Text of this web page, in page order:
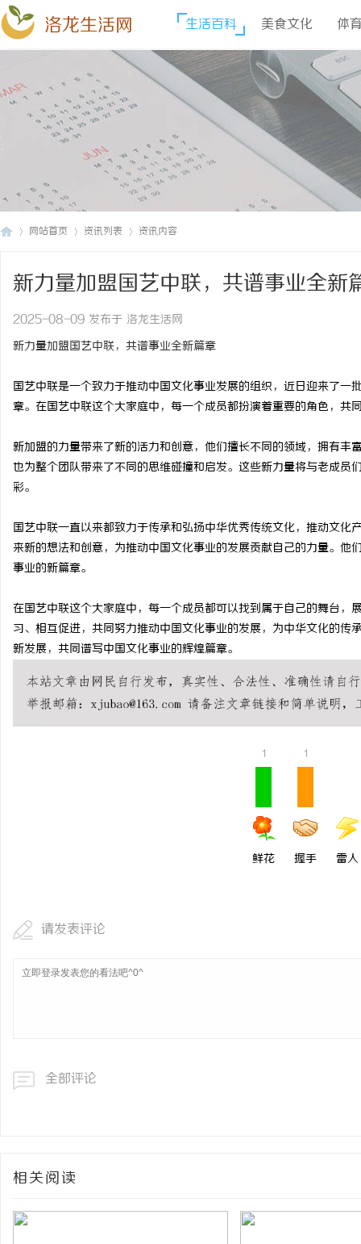
洛龙生活网 生活百科 美食文化 体
网站首页 资讯列表 资讯内容
新力量加盟国艺中联，共谱事业全新
2025-08-09 发布于 洛龙生活网
新力量加盟国艺中联，共谱事业全新篇章
国艺中联是一个致力于推动中国文化事业发展的组织，近日迎来了
章。在国艺中联这个大家庭中，每一个成员都扮演着重要的角色，共
新加盟的力量带来了新的活力和创意，他们擅长不同的领域，拥有
也为整个团队带来了不同的思维碰撞和启发。这些新力量将与老成
彩。
国艺中联一直以来都致力于传承和弘扬中华优秀传统文化，推动文
来新的想法和创意，为推动中国文化事业的发展贡献自己的力量。
事业的新篇章。
在国艺中联这个大家庭中，每一个成员都可以找到属于自己的舞台
习、相互促进，共同努力推动中国文化事业的发展，为中华文化的
新发展，共同谱写中国文化事业的辉煌篇章。
1
鲜花
1
握手 雷人
请发表评论
全部评论
相关阅读